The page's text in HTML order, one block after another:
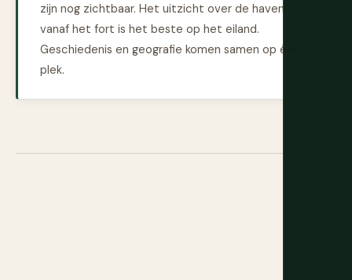
zijn nog zichtbaar. Het uitzicht over de haven
vanaf het fort is het beste op het eiland.
Geschiedenis en geografie komen samen op één
plek.